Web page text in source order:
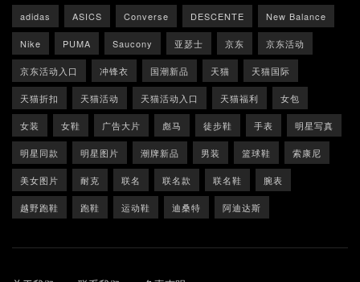
adidas ASICS Converse DESCENTE New Balance
Nike PUMA Saucony 亚瑟士 京东 京东活动
京东活动入口 冲锋衣 国潮新品 天猫 天猫国际
天猫折扣 天猫活动 天猫活动入口 天猫福利 女包
女装 女鞋 广告大片 彪马 徒步鞋 手表 明星写真
明星同款 明星图片 潮牌新品 男装 篮球鞋 索康尼
美女图片 耐克 联名 联名款 联名鞋 腕表
越野跑鞋 跑鞋 运动鞋 迪桑特 阿迪达斯